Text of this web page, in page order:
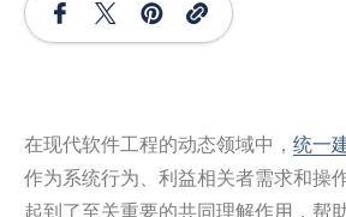
在现代软件工程的动态领域中， 统一
作为系统行为、利益相关者需求和操
起到了至关重要的共同理解作用，帮